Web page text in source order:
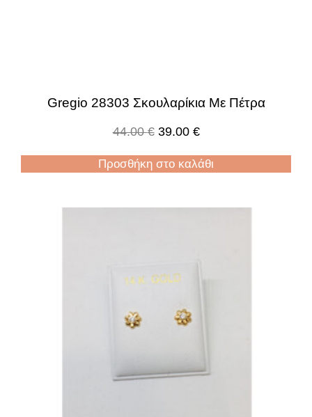
Gregio 28303 Σκουλαρίκια Με Πέτρα
44.00€ 39.00 €
Προσθήκη στο καλάθι